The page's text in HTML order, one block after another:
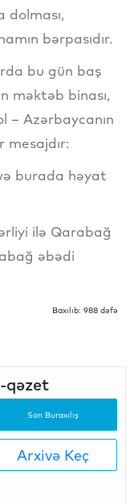
dolması,
bərpasıdır.
bu gün baş
məktəb binası,
– Azərbaycanın
mesajdır:
burada həyat
ilə Qarabağ
əbədi
Baxılıb: 988 dəfə
qəzet
Son Buraxılış
Arxivə Keç